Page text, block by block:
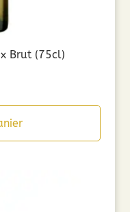
Brut (75cl)